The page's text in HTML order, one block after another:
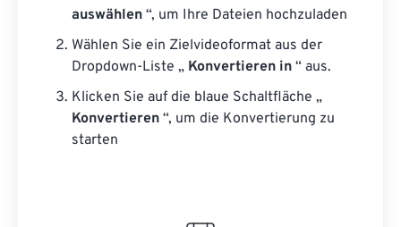
auswählen “, um Ihre Dateien hochzuladen
Wählen Sie ein Zielvideoformat aus der
Dropdown-Liste „ Konvertieren in “ aus.
Klicken Sie auf die blaue Schaltfläche „
Konvertieren “, um die Konvertierung zu
starten